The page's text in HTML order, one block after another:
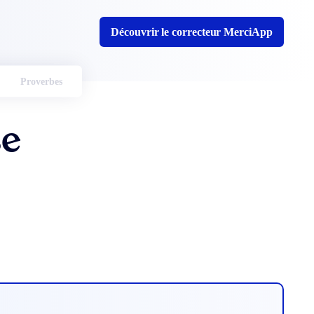
Découvrir le correcteur MerciApp
Proverbes